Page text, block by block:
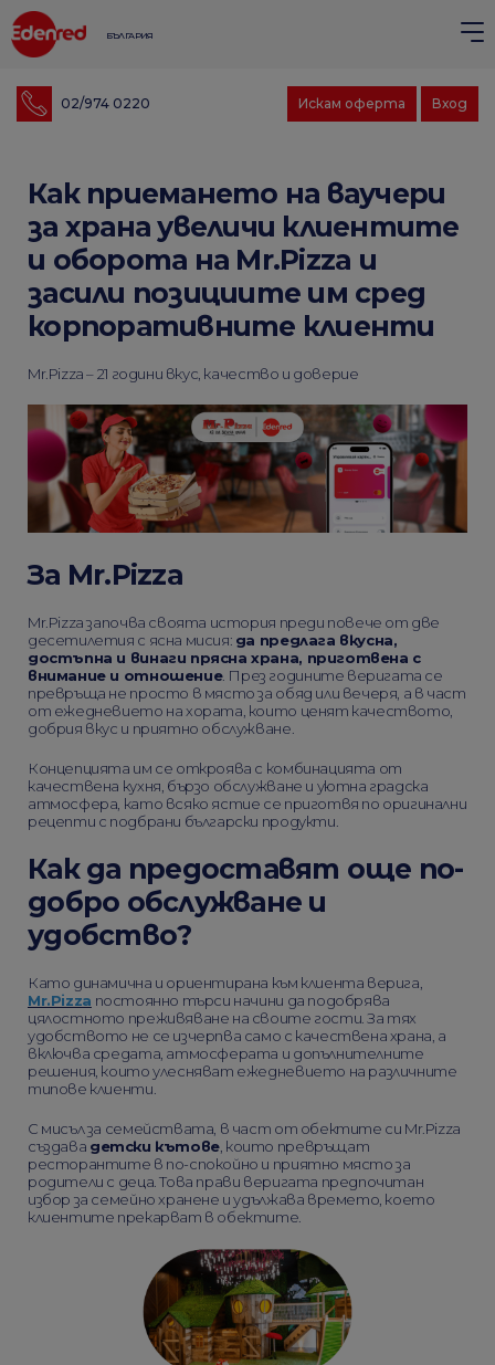
БЪЛГАРИЯ
02/974 0220 Вход
Искам оферта
Как приемането на ваучери
за храна увеличи клиентите
и оборота на Mr.Pizza и
засили позициите им сред
корпоративните клиенти
Mr.Pizza – 21 години вкус, качество и доверие
За Mr.Pizza
Mr.Pizza започва своята история преди повече от две
десетилетия с ясна мисия: да предлага вкусна,
достъпна и винаги прясна храна, приготвена с
внимание и отношение. През годините веригата се
превръща не просто в място за обяд или вечеря, а в част
от ежедневието на хората, които ценят качеството,
добрия вкус и приятно обслужване.
Концепцията им се откроява с комбинацията от
качествена кухня, бързо обслужване и уютна градска
атмосфера, като всяко ястие се приготвя по оригинални
рецепти с подбрани български продукти.
Как да предоставят още по-
добро обслужване и
удобство?
Като динамична и ориентирана към клиента верига,
Mr.Pizza постоянно търси начини да подобрява
цялостното преживяване на своите гости. За тях
удобството не се изчерпва само с качествена храна, а
включва средата, атмосферата и допълнителните
решения, които улесняват ежедневието на различните
типове клиенти.
С мисъл за семействата, в част от обектите си Mr.Pizza
създава детски кътове, които превръщат
ресторантите в по-спокойно и приятно място за
родители с деца. Това прави веригата предпочитан
избор за семейно хранене и удължава времето, което
клиентите прекарват в обектите.